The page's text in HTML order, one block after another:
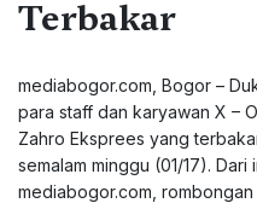
Terbakar
mediabogor.com , Bogor –
para staff dan karyawan X –
Zahro Eksprees yang
semalam minggu (01/17).
mediabogor.com ,